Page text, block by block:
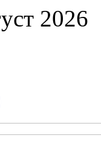
2026